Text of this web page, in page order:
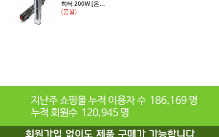
히터 200W [온도
계 증정]
(품절)